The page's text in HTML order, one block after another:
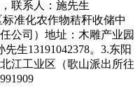
联系人：施先生
标准化农作物秸秆收储中
公司）地址：木雕产业园
生13191042378。3.东阳
江工业区（歌山派出所往